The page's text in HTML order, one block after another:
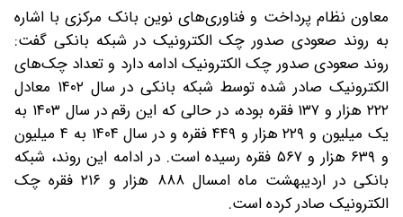
معاون نظام پرداخت و فناوری‌های نوین بانک مرکزی با اشاره
به روند صعودی صدور چک الکترونیک در شبکه بانکی گفت:
روند صعودی صدور چک الکترونیک ادامه دارد و تعداد چک‌های
الکترونیک صادر شده توسط شبکه بانکی در سال ۱۴۰۲ معادل
۲۲۲ هزار و ۱۳۷ فقره بوده، در حالی که این رقم در سال ۱۴۰۳ به
یک میلیون و ۲۲۹ هزار و ۴۴۹ فقره و در سال ۱۴۰۴ به ۴ میلیون
و ۶۳۹ هزار و ۵۶۷ فقره رسیده است. در ادامه این روند، شبکه
بانکی در اردیبهشت ماه امسال ۸۸۸ هزار و ۲۱۶ فقره چک
الکترونیک صادر کرده است.